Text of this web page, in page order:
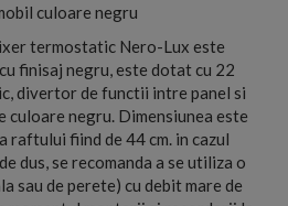
culoare negru
termostatic Nero-Lux este
finisaj negru, este dotat cu 22
divertor de functii intre panel si
culoare negru. Dimensiunea este
raftului fiind de 44 cm. in cazul
dus, se recomanda a se utiliza o
sau de perete) cu debit mare de